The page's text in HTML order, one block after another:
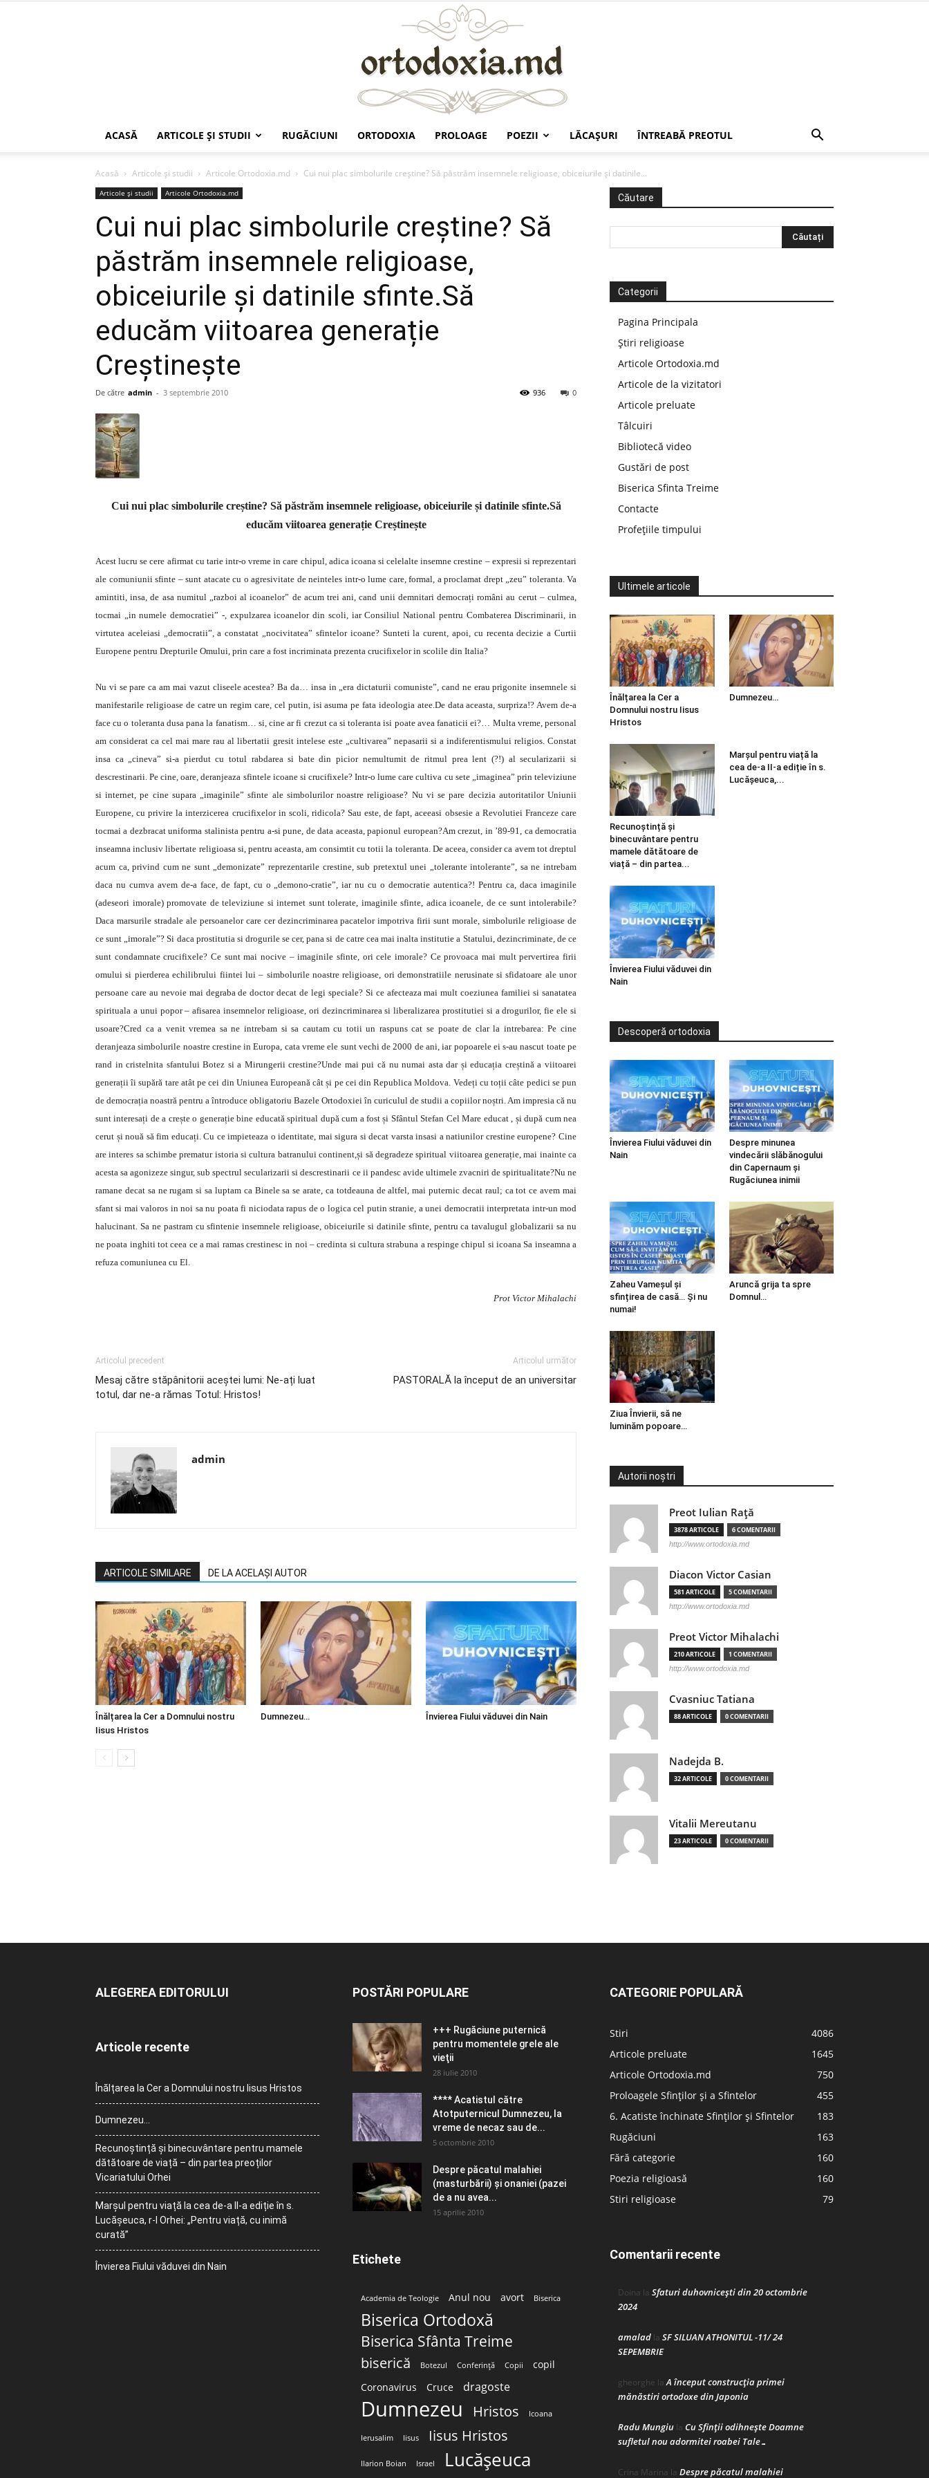
ACASĂ ARTICOLE ŞI STUDII RUGĂCIUNI ORTODOXIA PROLOAGE POEZII LĂCAŞURI ÎNTREABĂ PREOTUL
Acasă Articole şi studii Articole Ortodoxia.md Cui nui plac simbolurile creștine? Să păstrăm insemnele religioase, obiceiurile și datinile...
Articole şi studii Articole Ortodoxia.md
Cui nui plac simbolurile creștine? Să
păstrăm insemnele religioase,
obiceiurile și datinile sfinte.Să
educăm viitoarea generație
Creștinește
De către admin - 3 septembrie 2010 0
936
Cui nui plac simbolurile creștine? Să păstrăm insemnele religioase, obiceiurile și datinile sfinte.Să
educăm viitoarea generație Creștinește
Acest lucru se cere afirmat cu tarie intr-o vreme in care chipul, adica icoana si celelalte insemne crestine – expresii si reprezentari
ale comuniunii sfinte – sunt atacate cu o agresivitate de neinteles intr-o lume care, formal, a proclamat drept „zeu” toleranta. Va
amintiti, insa, de asa numitul „razboi al icoanelor” de acum trei ani, cand unii demnitari democrați români au cerut – culmea,
tocmai „in numele democratiei” -, expulzarea icoanelor din scoli, iar Consiliul National pentru Combaterea Discriminarii, in
virtutea aceleiasi „democratii”, a constatat „nocivitatea” sfintelor icoane? Sunteti la curent, apoi, cu recenta decizie a Curtii
Europene pentru Drepturile Omului, prin care a fost incriminata prezenta crucifixelor in scolile din Italia?
Nu vi se pare ca am mai vazut cliseele acestea? Ba da… insa in „era dictaturii comuniste”, cand ne erau prigonite insemnele si
manifestarile religioase de catre un regim care, cel putin, isi asuma pe fata ideologia atee.De data aceasta, surpriza!? Avem de-a
face cu o toleranta dusa pana la fanatism… si, cine ar fi crezut ca si toleranta isi poate avea fanaticii ei?… Multa vreme, personal
am considerat ca cel mai mare rau al libertatii gresit intelese este „cultivarea” nepasarii si a indiferentismului religios. Constat
insa ca „cineva” si-a pierdut cu totul rabdarea si bate din picior nemultumit de ritmul prea lent (?!) al secularizarii si
descrestinarii. Pe cine, oare, deranjeaza sfintele icoane si crucifixele? Intr-o lume care cultiva cu sete „imaginea” prin televiziune
si internet, pe cine supara „imaginile” sfinte ale simbolurilor noastre religioase? Nu vi se pare decizia autoritatilor Uniunii
Europene, cu privire la interzicerea crucifixelor in scoli, ridicola? Sau este, de fapt, aceeasi obsesie a Revolutiei Franceze care
tocmai a dezbracat uniforma stalinista pentru a-si pune, de data aceasta, papionul european?Am crezut, in ’89-91, ca democratia
inseamna inclusiv libertate religioasa si, pentru aceasta, am consimtit cu totii la toleranta. De aceea, consider ca avem tot dreptul
acum ca, privind cum ne sunt „demonizate” reprezentarile crestine, sub pretextul unei „tolerante intolerante”, sa ne intrebam
daca nu cumva avem de-a face, de fapt, cu o „demono-cratie”, iar nu cu o democratie autentica?! Pentru ca, daca imaginile
(adeseori imorale) promovate de televiziune si internet sunt tolerate, imaginile sfinte, adica icoanele, de ce sunt intolerabile?
Daca marsurile stradale ale persoanelor care cer dezincriminarea pacatelor impotriva firii sunt morale, simbolurile religioase de
ce sunt „imorale”? Si daca prostitutia si drogurile se cer, pana si de catre cea mai inalta institutie a Statului, dezincriminate, de ce
sunt condamnate crucifixele? Ce sunt mai nocive – imaginile sfinte, ori cele imorale? Ce provoaca mai mult pervertirea firii
omului si pierderea echilibrului fiintei lui – simbolurile noastre religioase, ori demonstratiile nerusinate si sfidatoare ale unor
persoane care au nevoie mai degraba de doctor decat de legi speciale? Si ce afecteaza mai mult coeziunea familiei si sanatatea
spirituala a unui popor – afisarea insemnelor religioase, ori dezincriminarea si liberalizarea prostitutiei si a drogurilor, fie ele si
usoare?Cred ca a venit vremea sa ne intrebam si sa cautam cu totii un raspuns cat se poate de clar la intrebarea: Pe cine
deranjeaza simbolurile noastre crestine in Europa, cata vreme ele sunt vechi de 2000 de ani, iar popoarele ei s-au nascut toate pe
rand in cristelnita sfantului Botez si a Mirungerii crestine?Unde mai pui că nu numai asta dar și educația creștină a viitoarei
generații îi supără tare atât pe cei din Uniunea Europeană cât și pe cei din Republica Moldova. Vedeți cu toții câte pedici se pun
de democrația noastră pentru a întroduce obligatoriu Bazele Ortodoxiei în curiculul de studii a copiilor noștri. Am impresia că nu
sunt interesați de a crește o generație bine educată spiritual după cum a fost și Sfântul Stefan Cel Mare educat , și după cum nea
cerut și nouă să fim educați. Cu ce impieteaza o identitate, mai sigura si decat varsta insasi a natiunilor crestine europene? Cine
are interes sa schimbe prematur istoria si cultura batranului continent,și să degradeze spiritual viitoarea generație, mai inainte ca
acesta sa agonizeze singur, sub spectrul secularizarii si descrestinarii ce ii pandesc avide ultimele zvacniri de spiritualitate?Nu ne
ramane decat sa ne rugam si sa luptam ca Binele sa se arate, ca totdeauna de altfel, mai puternic decat raul; ca tot ce avem mai
sfant si mai valoros in noi sa nu poata fi niciodata rapus de o logica cel putin stranie, a unei democratii interpretata intr-un mod
halucinant. Sa ne pastram cu sfintenie insemnele religioase, obiceiurile si datinile sfinte, pentru ca tavalugul globalizarii sa nu
ne poata inghiti tot ceea ce a mai ramas crestinesc in noi – credinta si cultura strabuna a respinge chipul si icoana Sa inseamna a
refuza comuniunea cu El.
Prot Victor Mihalachi
Articolul precedent
Mesaj către stăpânitorii aceștei lumi: Ne-ați luat
totul, dar ne-a rămas Totul: Hristos!
Articolul următor
PASTORALĂ la început de an universitar
admin
ARTICOLE SIMILARE DE LA ACELAȘI AUTOR
Înălțarea la Cer a Domnului nostru
Iisus Hristos
Dumnezeu… Învierea Fiului văduvei din Nain
Căutare
Categorii
Pagina Principala
Știri religioase
Articole Ortodoxia.md
Articole de la vizitatori
Articole preluate
Tâlcuiri
Bibliotecă video
Gustări de post
Biserica Sfinta Treime
Contacte
Profețiile timpului
Ultimele articole
Înălțarea la Cer a
Domnului nostru Iisus
Hristos
Dumnezeu…
Recunoștință și
binecuvântare pentru
mamele dătătoare de
viață – din partea...
Marșul pentru viață la
cea de-a II-a ediție în s.
Lucășeuca,...
Învierea Fiului văduvei din
Nain
Descoperă ortodoxia
Învierea Fiului văduvei din
Nain
Despre minunea
vindecării slăbănogului
din Capernaum și
Rugăciunea inimii
Zaheu Vameșul și
sfințirea de casă… Și nu
numai!
Aruncă grija ta spre
Domnul…
Ziua Învierii, să ne
luminăm popoare…
Autorii noștri
Preot Iulian Raţă
3878 ARTICOLE 6 COMENTARII
http://www.ortodoxia.md
Diacon Victor Casian
581 ARTICOLE 5 COMENTARII
http://www.ortodoxia.md
Preot Victor Mihalachi
210 ARTICOLE 1 COMENTARII
http://www.ortodoxia.md
Cvasniuc Tatiana
88 ARTICOLE 0 COMENTARII
Nadejda B.
32 ARTICOLE 0 COMENTARII
Vitalii Mereutanu
23 ARTICOLE 0 COMENTARII
ALEGEREA EDITORULUI
Articole recente
Înălțarea la Cer a Domnului nostru Iisus Hristos
Dumnezeu…
Recunoștință și binecuvântare pentru mamele
dătătoare de viață – din partea preoților
Vicariatului Orhei
Marșul pentru viață la cea de-a II-a ediție în s.
Lucășeuca, r-l Orhei: „Pentru viață, cu inimă
curată”
Învierea Fiului văduvei din Nain
POSTĂRI POPULARE
+++ Rugăciune puternică
pentru momentele grele ale
vieţii
28 iulie 2010
**** Acatistul către
Atotputernicul Dumnezeu, la
vreme de necaz sau de...
5 octombrie 2010
Despre păcatul malahiei
(masturbării) şi onaniei (pazei
de a nu avea...
15 aprilie 2010
Etichete
Academia de Teologie Anul nou avort Biserica
Biserica Ortodoxă
Biserica Sfânta Treime
biserică Botezul Conferință Copii
copil
Coronavirus
Cruce dragoste
Dumnezeu Hristos Icoana
Ierusalim Iisus Iisus Hristos
Ilarion Boian Israel Lucășeuca
CATEGORIE POPULARĂ
Stiri
4086
Articole preluate
1645
Articole Ortodoxia.md
750
Proloagele Sfinților și a Sfintelor
455
6. Acatiste închinate Sfinților și Sfintelor
183
Rugăciuni
163
Fără categorie
160
Poezia religioasă
160
Stiri religioase
79
Comentarii recente
Doina la Sfaturi duhovnicești din 20 octombrie
2024
amalad la SF SILUAN ATHONITUL -11/ 24
SEPEMBRIE
gheorghe laA început construcţia primei
mănăstiri ortodoxe din Japonia
Radu Mungiu la Cu Sfinții odihnește Doamne
sufletul nou adormitei roabei Tale…
Crina Marina la Despre păcatul malahiei